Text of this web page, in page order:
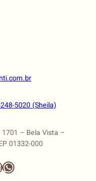
5020 (Sheila)
– Bela Vista –
01332-000
WhatsApp